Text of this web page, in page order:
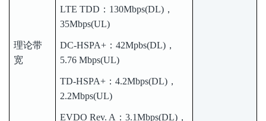
理论带
宽
LTE TDD：130Mbps(DL)，
35Mbps(UL)
DC-HSPA+：42Mpbs(DL)，
5.76 Mbps(UL)
TD-HSPA+：4.2Mbps(DL)，
2.2Mbps(UL)
EVDO Rev. A：3.1Mbps(DL)，